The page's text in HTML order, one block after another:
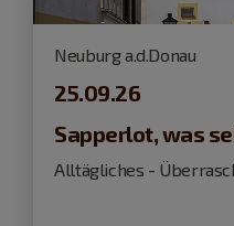
Neuburg a.d.Donau
25.09.26
Sapperlot, was
Alltägliches -